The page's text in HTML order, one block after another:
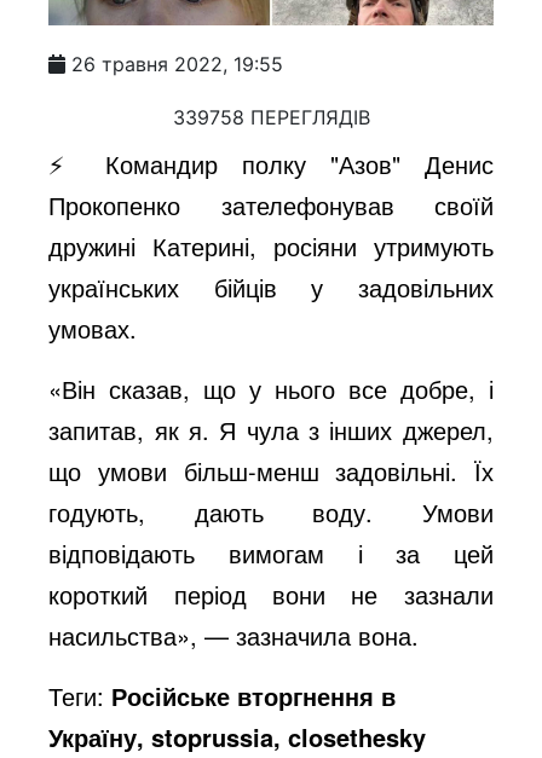
26 травня 2022, 19:55
339758 ПЕРЕГЛЯДІВ
⚡️ Командир полку "Азов" Денис
Прокопенко зателефонував своїй
дружині Катерині, росіяни утримують
українських бійців у задовільних
умовах.
«Він сказав, що у нього все добре, і
запитав, як я. Я чула з інших джерел,
що умови більш-менш задовільні. Їх
годують, дають воду. Умови
відповідають вимогам і за цей
короткий період вони не зазнали
насильства», — зазначила вона.
Теги: Російське вторгнення в
Україну, stoprussia, closethesky